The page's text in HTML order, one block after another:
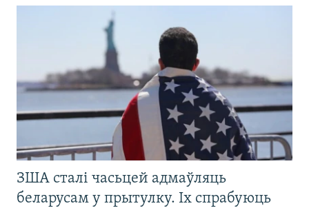
ЗША сталі часьцей адмаўляць
беларусам у прытулку. Іх спрабуюць